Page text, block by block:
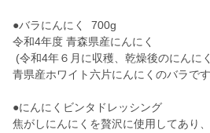
●バラにんにく 700g
令和4年度 青森県産にんにく
(令和4年６月に収穫、乾燥後のにんに
青県産ホワイト六片にんにくのバラです
●にんにくビンタドレッシング
焦がしにんにくを贅沢に使用してあり